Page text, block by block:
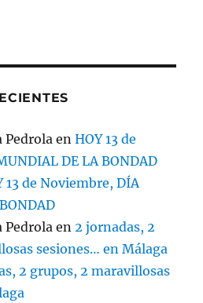
Pedrola enHOY 13 de
DE LA BONDAD
13 de Noviembre, DÍA
Pedrola en 2 jornadas, 2
sesiones… en Málaga
2 grupos, 2 maravillosas